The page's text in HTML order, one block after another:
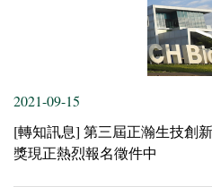
2021-09-15
[轉知訊息] 第三屆正瀚生技創新
獎現正熱烈報名徵件中